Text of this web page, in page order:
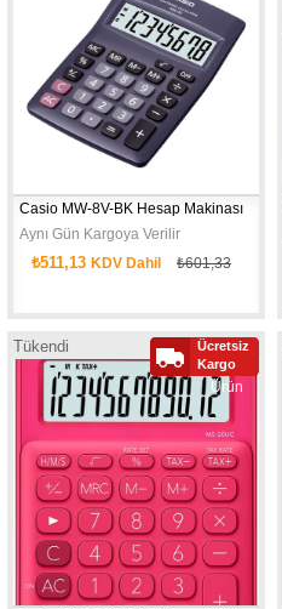
Casio MW-8V-BK Hesap Makinası
Aynı Gün Kargoya Verilir
₺511,13KDV Dahil ₺601,33
Tükendi
Ücretsiz
Kargo
Ürün